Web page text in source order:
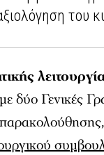
του
δύο Γενικές